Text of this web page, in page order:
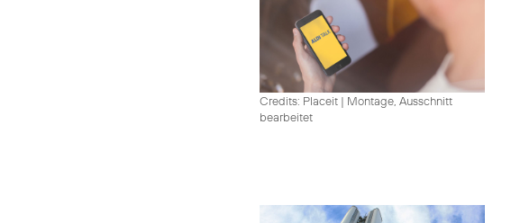
Credits: Placeit | Montage, Ausschnitt
bearbeitet